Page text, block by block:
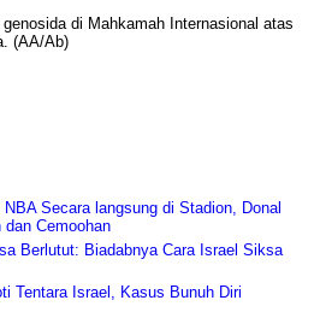
di Mahkamah Internasional atas
(AA/Ab)
Secara langsung di Stadion, Donal
Cemoohan
Berlutut: Biadabnya Cara Israel Siksa
Tentara Israel, Kasus Bunuh Diri